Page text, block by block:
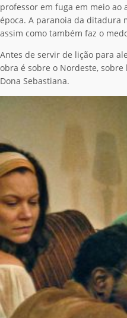
professor em fuga em meio ao
época. A paranoia da ditadura
assim como também faz o
Antes de servir de lição para
obra é sobre o Nordeste,
Dona Sebastiana.